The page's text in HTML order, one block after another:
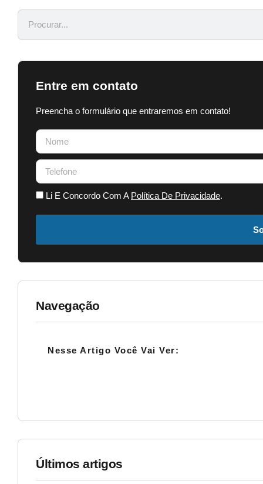
Entre em contato
Preencha o formulário que entraremos em contato!
Li E Concordo Com A Política De Privacidade.
Navegação
Nesse Artigo Você Vai Ver:
Últimos artigos